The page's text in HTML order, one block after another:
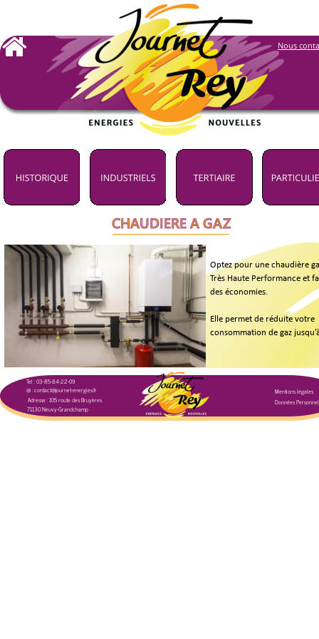
Nous
Adresse : 105 route des Bruyères
71130 Neuvy-Grandchamp
@ : contact@journet-energies.fr
Tel : 03-85-84-22-09
Mentions légales
Données
CHAUDIERE A GAZ
Optez pour une chaudière
Très Haute Performance et
des économies.
Elle permet de réduite votre
consommation de gaz